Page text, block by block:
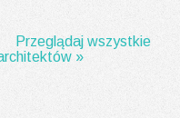
Przeglądaj wszystkie
»